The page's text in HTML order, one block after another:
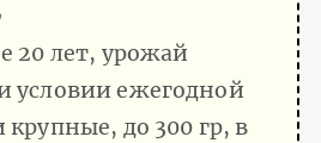
20 лет, урожай
условии ежегодной
крупные, до 300 гр, в